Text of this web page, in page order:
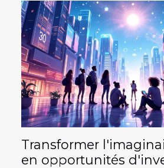
Transformer
en opportunités